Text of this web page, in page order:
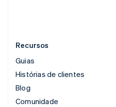
Recursos
Guias
Histórias de clientes
Blog
Comunidade